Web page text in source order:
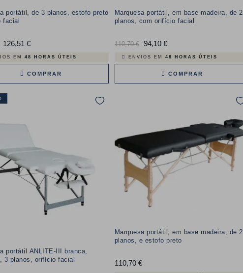
portátil, de 3 planos, estofo preto
facial
126,51 €Preço
EM 48 HORAS ÚTEIS
COMPRAR
Marquesa portátil, em base madeira, de 2
planos, com orifício facial
Preço
normal
110,70 € 94,10 €Preço
ENVIOS EM 48 HORAS ÚTEIS
COMPRAR
portátil ANLITE-III branca,
3 planos, orifício facial
Marquesa portátil, em base madeira, de 2
planos, e estofo preto
110,70 €Preço